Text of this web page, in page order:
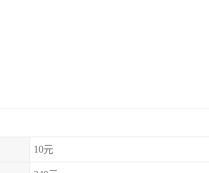
10元